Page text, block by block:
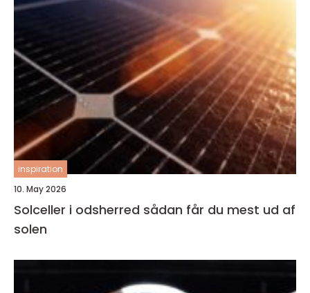
inspiration
10. May 2026
Solceller i odsherred sådan får du mest ud af
solen